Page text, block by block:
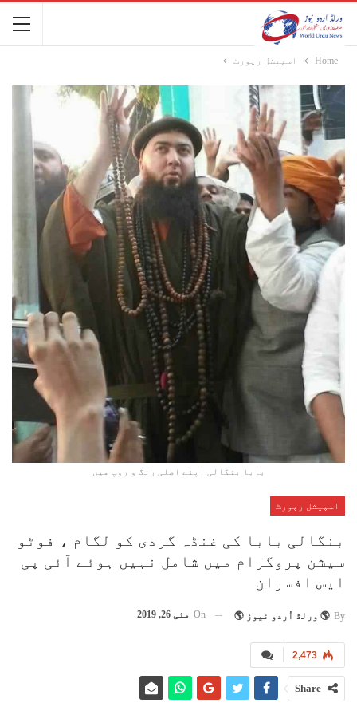
Home اسپیشل رپورٹ
بابا بنگالی اپنے اصلی رنگ و روپ میں
اسپیشل رپورٹ
بنگالی بابا کی غنڈہ گردی کو لگام ، فوٹو
سیشن پروگرام میں شامل نہیں ہوئے آئی پی
ایس افسران
By 🌎 ورلڈ اُردو نیوز 🌎 On مئی 26, 2019
2,473
Share